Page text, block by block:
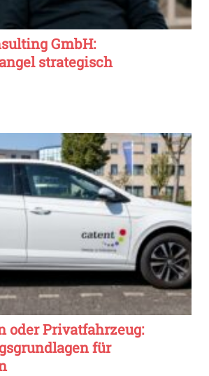
GmbH:
strategisch
oder Privatfahrzeug:
für